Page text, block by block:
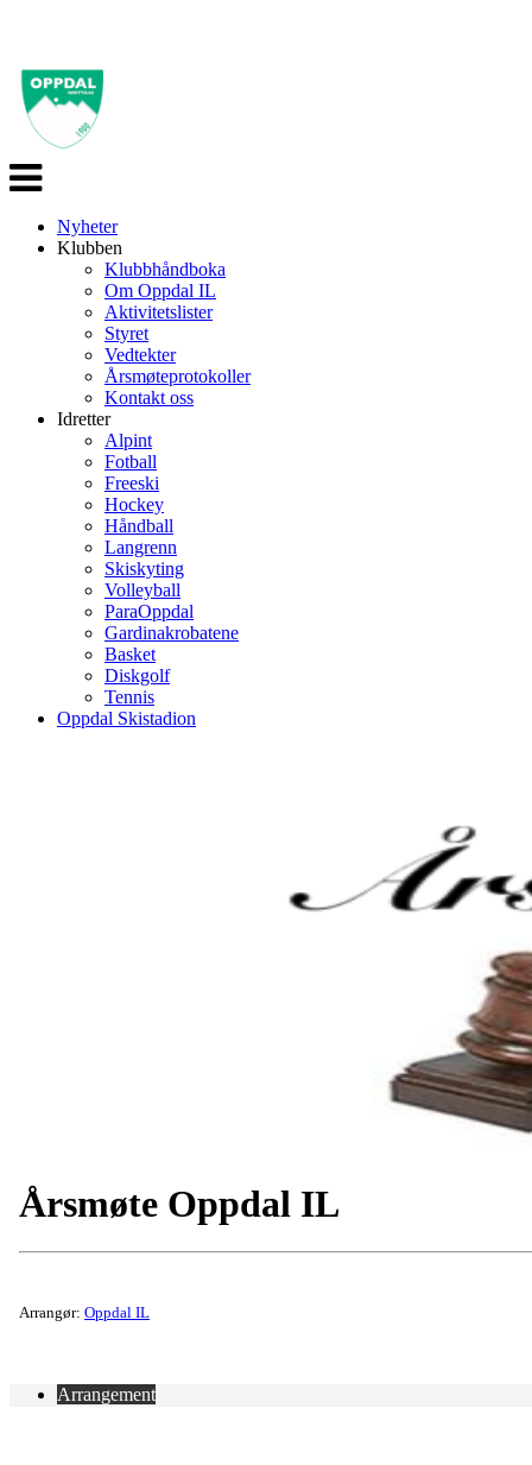
Veksle
navigasjon
Nyheter
Klubben
Klubbhåndboka
Om Oppdal IL
Aktivitetslister
Styret
Vedtekter
Årsmøteprotokoller
Kontakt oss
Idretter
Alpint
Fotball
Freeski
Hockey
Håndball
Langrenn
Skiskyting
Volleyball
ParaOppdal
Gardinakrobatene
Basket
Diskgolf
Tennis
Oppdal Skistadion
Årsmøte Oppdal IL
Arrangør: Oppdal IL
Arrangement